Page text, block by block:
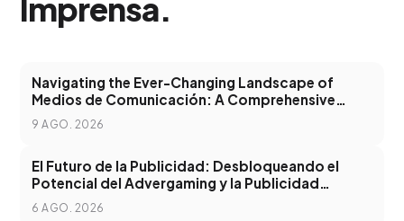
Imprensa.
Navigating the Ever-Changing Landscape of
Medios de Comunicación: A Comprehensive
Guide
9 AGO. 2026
El Futuro de la Publicidad: Desbloqueando el
Potencial del Advergaming y la Publicidad
Programática
6 AGO. 2026